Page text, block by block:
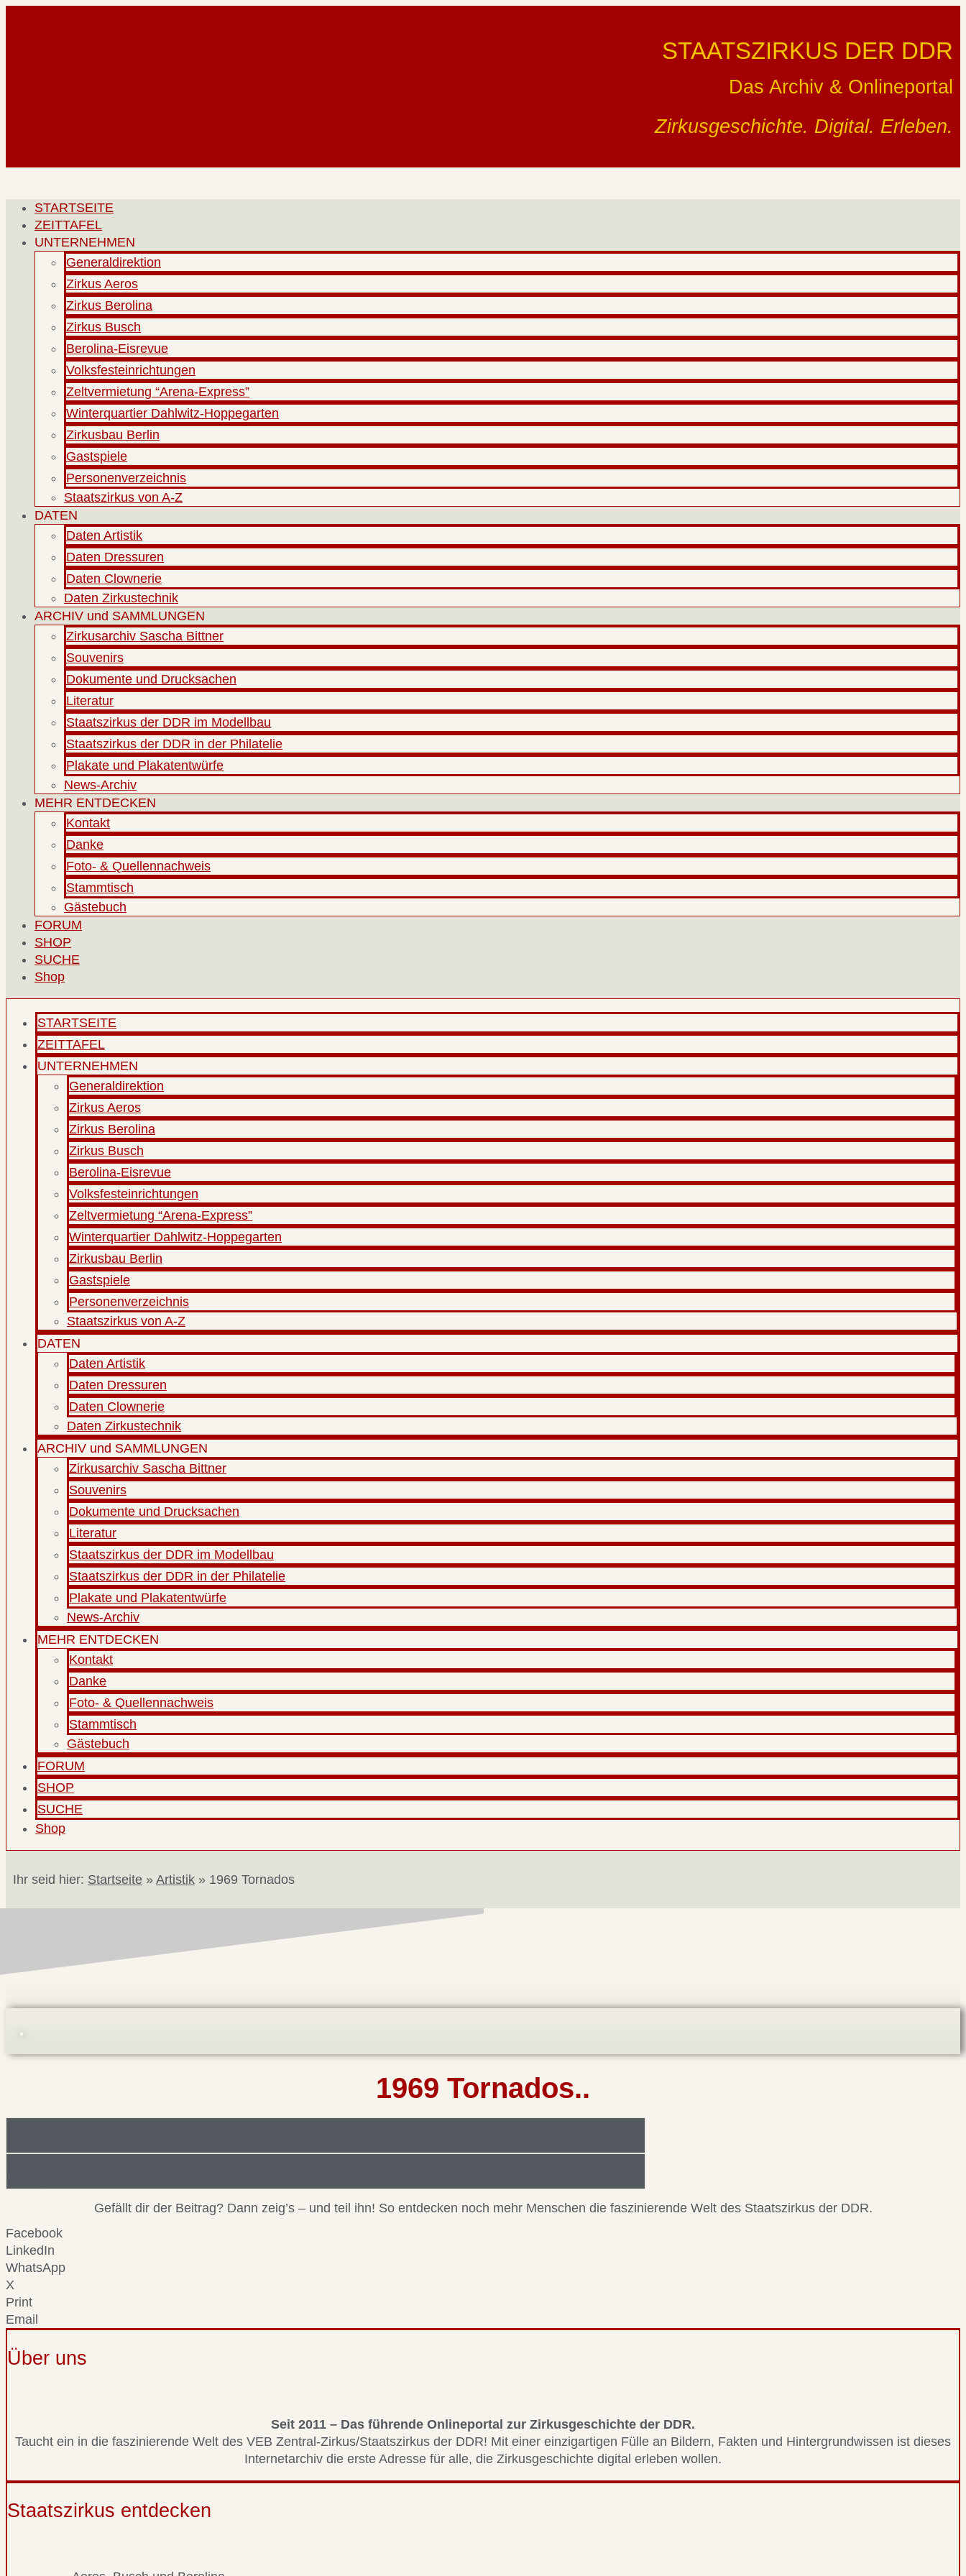
STAATSZIRKUS DER DDR
Das Archiv & Onlineportal
Zirkusgeschichte. Digital. Erleben.
STARTSEITE
ZEITTAFEL
UNTERNEHMEN
Generaldirektion
Zirkus Aeros
Zirkus Berolina
Zirkus Busch
Berolina-Eisrevue
Volksfesteinrichtungen
Zeltvermietung “Arena-Express”
Winterquartier Dahlwitz-Hoppegarten
Zirkusbau Berlin
Gastspiele
Personenverzeichnis
Staatszirkus von A-Z
DATEN
Daten Artistik
Daten Dressuren
Daten Clownerie
Daten Zirkustechnik
ARCHIV und SAMMLUNGEN
Zirkusarchiv Sascha Bittner
Souvenirs
Dokumente und Drucksachen
Literatur
Staatszirkus der DDR im Modellbau
Staatszirkus der DDR in der Philatelie
Plakate und Plakatentwürfe
News-Archiv
MEHR ENTDECKEN
Kontakt
Danke
Foto- & Quellennachweis
Stammtisch
Gästebuch
FORUM
SHOP
SUCHE
Shop
STARTSEITE
ZEITTAFEL
UNTERNEHMEN
Generaldirektion
Zirkus Aeros
Zirkus Berolina
Zirkus Busch
Berolina-Eisrevue
Volksfesteinrichtungen
Zeltvermietung “Arena-Express”
Winterquartier Dahlwitz-Hoppegarten
Zirkusbau Berlin
Gastspiele
Personenverzeichnis
Staatszirkus von A-Z
DATEN
Daten Artistik
Daten Dressuren
Daten Clownerie
Daten Zirkustechnik
ARCHIV und SAMMLUNGEN
Zirkusarchiv Sascha Bittner
Souvenirs
Dokumente und Drucksachen
Literatur
Staatszirkus der DDR im Modellbau
Staatszirkus der DDR in der Philatelie
Plakate und Plakatentwürfe
News-Archiv
MEHR ENTDECKEN
Kontakt
Danke
Foto- & Quellennachweis
Stammtisch
Gästebuch
FORUM
SHOP
SUCHE
Shop
Ihr seid hier: Startseite » Artistik » 1969 Tornados
1969 Tornados..
Gefällt dir der Beitrag? Dann zeig’s – und teil ihn! So entdecken noch mehr Menschen die faszinierende Welt des Staatszirkus der DDR.
Facebook
LinkedIn
WhatsApp
X
Print
Email
Über uns
Seit 2011 – Das führende Onlineportal zur Zirkusgeschichte der DDR.
Taucht ein in die faszinierende Welt des VEB Zentral-Zirkus/Staatszirkus der DDR! Mit einer einzigartigen Fülle an Bildern, Fakten und Hintergrundwissen ist dieses
Internetarchiv die erste Adresse für alle, die Zirkusgeschichte digital erleben wollen.
Staatszirkus entdecken